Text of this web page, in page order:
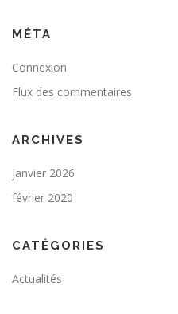
MÉTA
Connexion
Flux des commentaires
ARCHIVES
janvier 2026
février 2020
CATÉGORIES
Actualités